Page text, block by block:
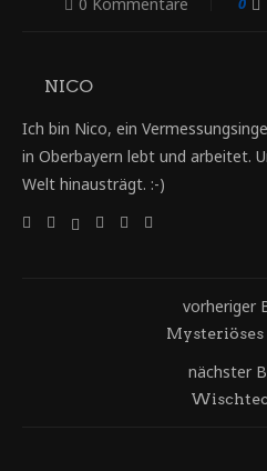
NICO
Ich bin Nico, ein
in Oberbayern lebt und arbeitet.
Welt hinausträgt. :-)
vorheriger
nächster